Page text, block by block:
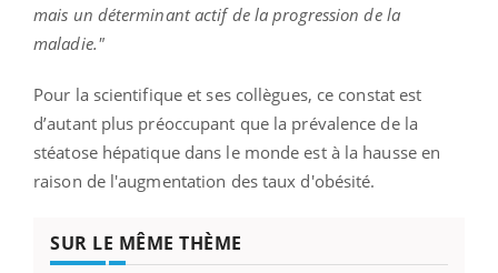
mais un déterminant actif de la progression de la
maladie."
Pour la scientifique et ses collègues, ce constat est
d’autant plus préoccupant que la prévalence de la
stéatose hépatique dans le monde est à la hausse en
raison de l'augmentation des taux d'obésité.
SUR LE MÊME THÈME